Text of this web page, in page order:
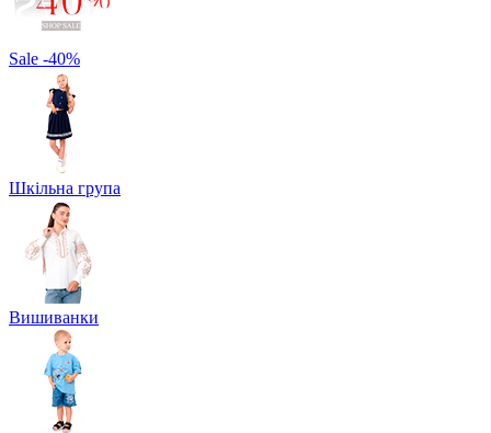
Sale -40%
Шкільна група
Вишиванки